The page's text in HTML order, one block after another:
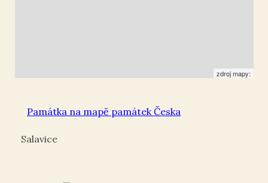
zdroj mapy:
Památka na mapě památek Česka
Salavice